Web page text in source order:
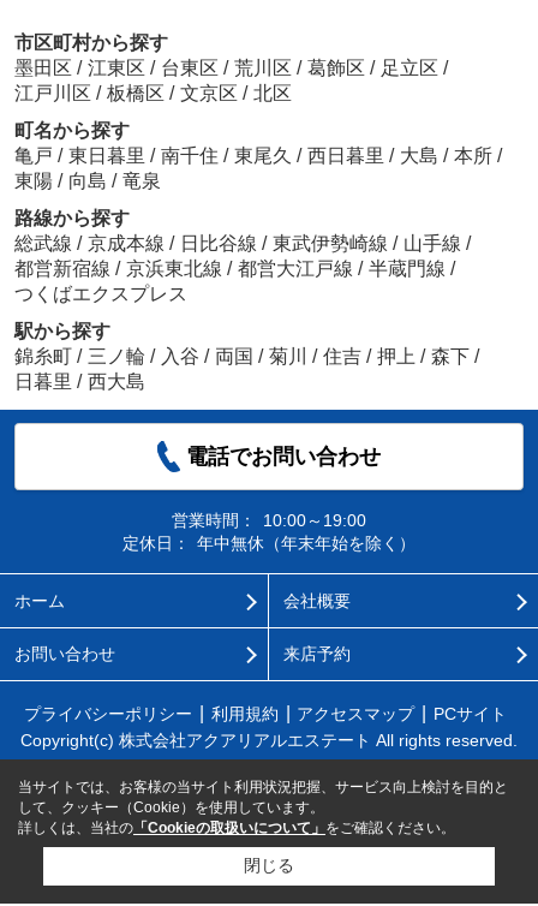
市区町村から探す
墨田区 / 江東区 / 台東区 / 荒川区 / 葛飾区 / 足立区 /
江戸川区 / 板橋区 / 文京区 / 北区
町名から探す
亀戸 / 東日暮里 / 南千住 / 東尾久 / 西日暮里 / 大島 / 本所 /
東陽 / 向島 / 竜泉
路線から探す
総武線 / 京成本線 / 日比谷線 / 東武伊勢崎線 / 山手線 /
都営新宿線 / 京浜東北線 / 都営大江戸線 / 半蔵門線 /
つくばエクスプレス
駅から探す
錦糸町 / 三ノ輪 / 入谷 / 両国 / 菊川 / 住吉 / 押上 / 森下 /
日暮里 / 西大島
電話でお問い合わせ
営業時間：
10:00～19:00
定休日：
年中無休（年末年始を除く）
ホーム 会社概要
お問い合わせ 来店予約
プライバシーポリシー 利用規約 アクセスマップ
PCサイト
Copyright(c) 株式会社アクアリアルエステート All rights reserved.
当サイトでは、お客様の当サイト利用状況把握、サービス向上検討を目的と
して、クッキー（Cookie）を使用しています。
詳しくは、当社の 「Cookieの取扱いについて」 をご確認ください。
閉じる